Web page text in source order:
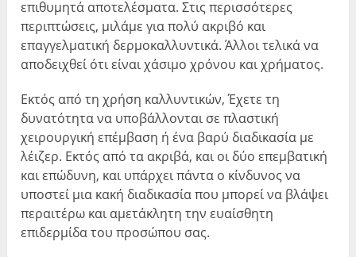
επιθυμητά αποτελέσματα. Στις περισσότερες
περιπτώσεις, μιλάμε για πολύ ακριβό και
επαγγελματική δερμοκαλλυντικά. Άλλοι τελικά να
αποδειχθεί ότι είναι χάσιμο χρόνου και χρήματος.
Εκτός από τη χρήση καλλυντικών, Έχετε τη
δυνατότητα να υποβάλλονται σε πλαστική
χειρουργική επέμβαση ή ένα βαρύ διαδικασία με
λέιζερ. Εκτός από τα ακριβά, και οι δύο επεμβατική
και επώδυνη, και υπάρχει πάντα ο κίνδυνος να
υποστεί μια κακή διαδικασία που μπορεί να βλάψει
περαιτέρω και αμετάκλητη την ευαίσθητη
επιδερμίδα του προσώπου σας.